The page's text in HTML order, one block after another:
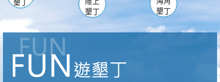
墾丁
墾丁
墾丁